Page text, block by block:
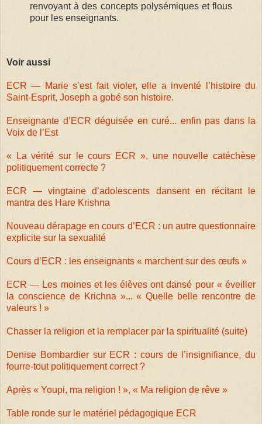
renvoyant à des concepts polysémiques et flous
pour les enseignants.
Voir aussi
ECR — Marie s’est fait violer, elle a inventé l’histoire du
Saint-Esprit, Joseph a gobé son histoire.
Enseignante d’ECR déguisée en curé... enfin pas dans la
Voix de l’Est
« La vérité sur le cours ECR », une nouvelle catéchèse
politiquement correcte ?
ECR — vingtaine d’adolescents dansent en récitant le
mantra des Hare Krishna
Nouveau dérapage en cours d’ECR : un autre questionnaire
explicite sur la sexualité
Cours d’ECR : les enseignants « marchent sur des œufs »
ECR — Les moines et les élèves ont dansé pour « éveiller
la conscience de Krichna »... « Quelle belle rencontre de
valeurs ! »
Chasser la religion et la remplacer par la spiritualité (suite)
Denise Bombardier sur ECR : cours de l’insignifiance, du
fourre-tout politiquement correct ?
Après « Youpi, ma religion ! », « Ma religion de rêve »
Table ronde sur le matériel pédagogique ECR